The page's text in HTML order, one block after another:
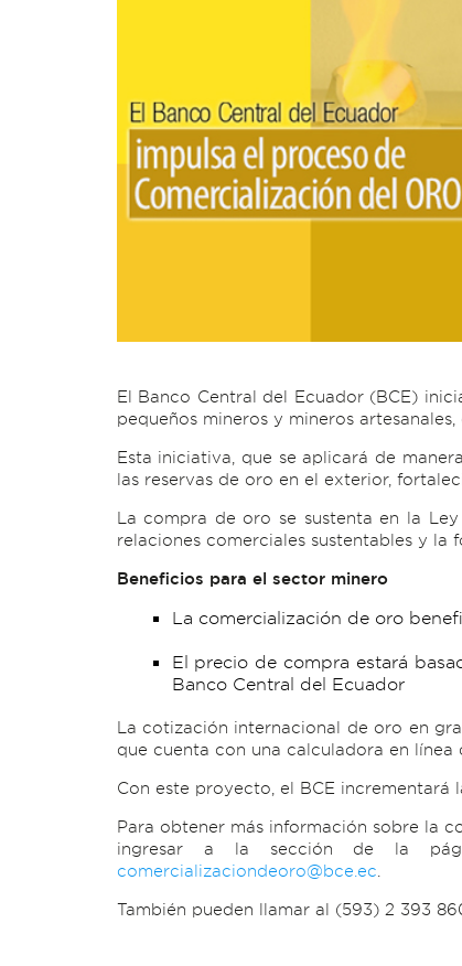
El Banco Central del Ecuador (BCE)
pequeños mineros y mineros
Esta iniciativa, que se aplicará de
las reservas de oro en el exterior,
La compra de oro se sustenta en la
relaciones comerciales sustentables y
Beneficios para el sector minero
La comercialización de oro
El precio de compra estará
Banco Central del Ecuador
La cotización internacional de oro en
que cuenta con una calculadora en
Con este proyecto, el BCE
Para obtener más información sobre la
ingresar a la sección de la
comercializaciondeoro@bce.ec.
También pueden llamar al (593) 2 393